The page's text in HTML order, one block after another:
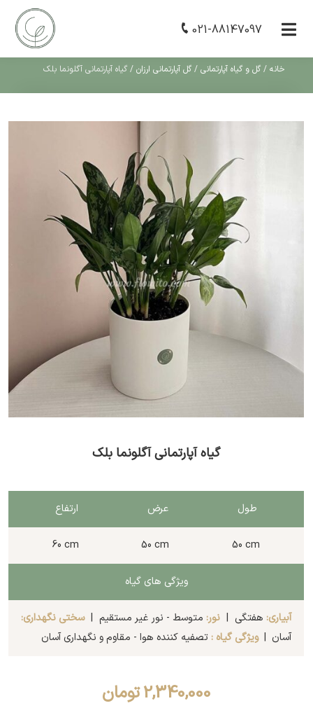
021-88147097
خانه / گل و گیاه آپارتمانی / گل آپارتمانی ارزان / گیاه آپارتمانی آگلونما بلک
گیاه آپارتمانی آگلونما بلک
طول عرض ارتفاع
60 cm 50 cm 50 cm
ویژگی های گیاه
آبیاری: هفتگی | نور: متوسط - نور غیر مستقیم |سختی نگهداری:
آسان |ویژگی گیاه : تصفیه کننده هوا - مقاوم و نگهداری آسان
2,340,000تومان